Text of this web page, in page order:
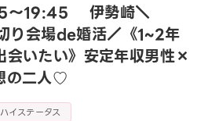
〜19:45 伊勢崎＼
会場de婚活／《1~2年
会いたい》安定年収男性×
の二人♡
ハイステータス